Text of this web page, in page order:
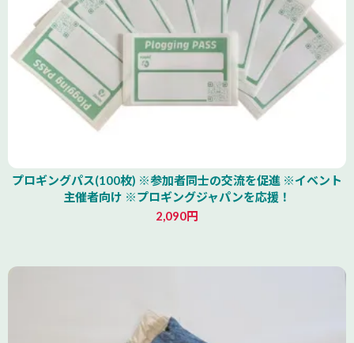
プロギングパス(100枚) ※参加者同士の交流を促進 ※イベント
主催者向け ※プロギングジャパンを応援！
2,090円